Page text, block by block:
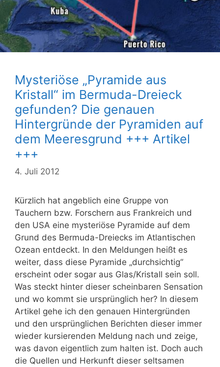
Mysteriöse „Pyramide aus
Kristall“ im Bermuda-Dreieck
gefunden? Die genauen
Hintergründe der Pyramiden auf
dem Meeresgrund +++ Artikel
+++
4. Juli 2012
Kürzlich hat angeblich eine Gruppe von
Tauchern bzw. Forschern aus Frankreich und
den USA eine mysteriöse Pyramide auf dem
Grund des Bermuda-Dreiecks im Atlantischen
Ozean entdeckt. In den Meldungen heißt es
weiter, dass diese Pyramide „durchsichtig“
erscheint oder sogar aus Glas/Kristall sein soll.
Was steckt hinter dieser scheinbaren Sensation
und wo kommt sie ursprünglich her? In diesem
Artikel gehe ich den genauen Hintergründen
und den ursprünglichen Berichten dieser immer
wieder kursierenden Meldung nach und zeige,
was davon eigentlich zum halten ist. Doch auch
die Quellen und Herkunft dieser seltsamen